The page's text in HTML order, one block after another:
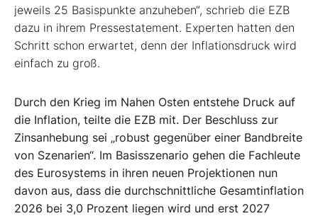
jeweils 25 Basispunkte anzuheben“, schrieb die EZB
dazu in ihrem Pressestatement. Experten hatten den
Schritt schon erwartet, denn der Inflationsdruck wird
einfach zu groß.
Durch den Krieg im Nahen Osten entstehe Druck auf
die Inflation, teilte die EZB mit. Der Beschluss zur
Zinsanhebung sei „robust gegenüber einer Bandbreite
von Szenarien“. Im Basisszenario gehen die Fachleute
des Eurosystems in ihren neuen Projektionen nun
davon aus, dass die durchschnittliche Gesamtinflation
2026 bei 3,0 Prozent liegen wird und erst 2027